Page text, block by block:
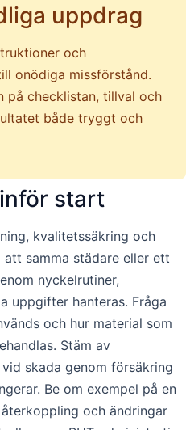
uppdrag
och
onödiga missförstånd.
på checklistan, tillval och
både tryggt och
start
kvalitetssäkring och
samma städare eller ett
nyckelrutiner,
uppgifter hanteras. Fråga
och hur material som
Stäm av
skada genom försäkring
Be om exempel på en
och ändringar